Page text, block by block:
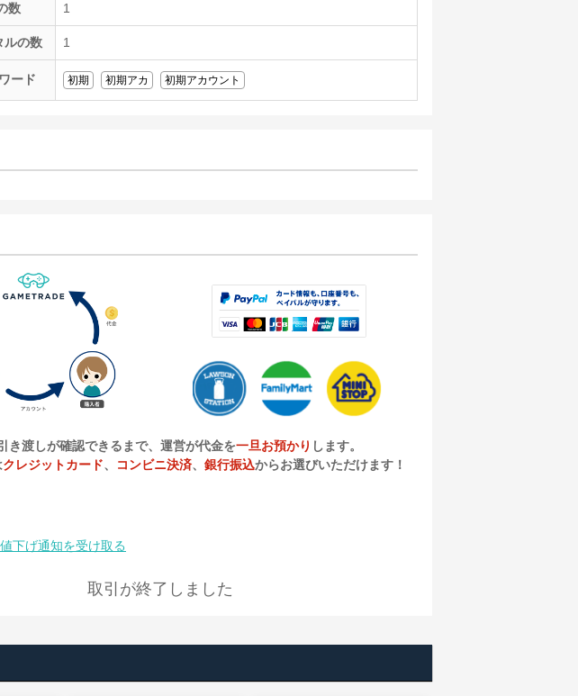
数 1
ルの数 1
ード 初期 初期アカ 初期アカウント
き渡しが確認できるまで、運営が代金を一旦お預かり します。
クレジットカード、 コンビニ決済、 銀行振込からお選びいただけます！
下げ通知を受け取る
取引が終了しました